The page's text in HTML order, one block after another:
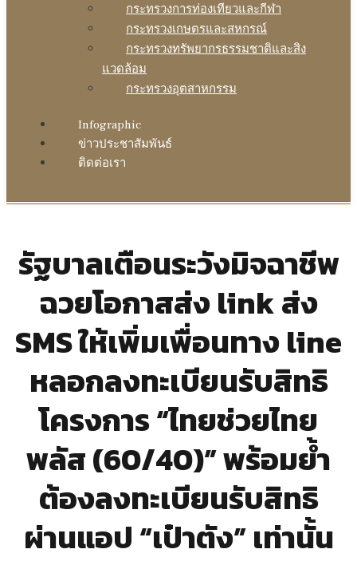
กระทรวงการท่องเทียวและกีฬา
กระทรวงเกษตรและสหกรณ์
กระทรวงทรัพยากรธรรมชาติและสิง
แวดล้อม
กระทรวงอุตสาหกรรม
Infographic
ข่าวประชาสัมพันธ์
ติดต่อเรา
รัฐบาลเตือนระวังมิจฉาชีพ
ฉวยโอกาสส่ง link ส่ง
SMS ให้เพิ่มเพื่อนทาง line
หลอกลงทะเบียนรับสิทธิ
โครงการ “ไทยช่วยไทย
พลัส (60/40)” พร้อมย้ำ
ต้องลงทะเบียนรับสิทธิ
ผ่านแอป “เป๋าตัง” เท่านั้น